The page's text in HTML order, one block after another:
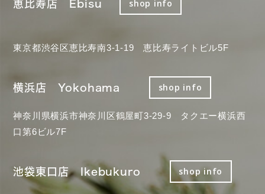
恵比寿店 Ebisu shop info
東京都渋谷区恵比寿南3-1-19 恵比寿ライトビル5F
横浜店 Yokohama shop info
神奈川県横浜市神奈川区鶴屋町3-29-9 タクエー横浜西
口第6ビル7F
池袋東口店 Ikebukuro shop info